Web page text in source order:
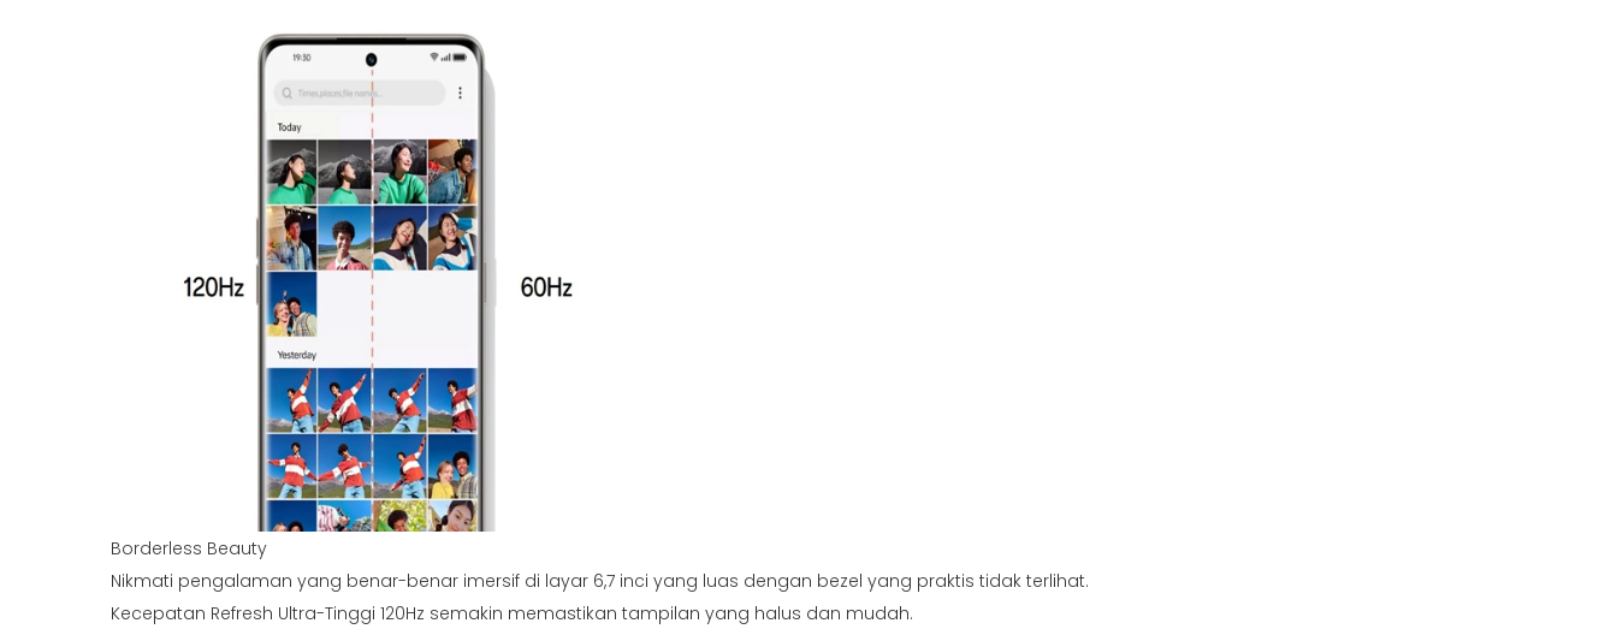
Borderless Beauty
Nikmati pengalaman yang benar-benar imersif di layar 6,7 inci yang luas dengan bezel yang praktis tidak terlihat.
Kecepatan Refresh Ultra-Tinggi 120Hz semakin memastikan tampilan yang halus dan mudah.